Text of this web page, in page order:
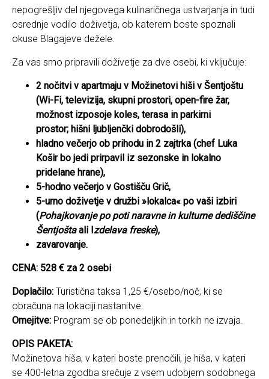
nepogrešljiv del njegovega kulinaričnega ustvarjanja in tudi
osrednje vodilo doživetja, ob katerem boste spoznali
okuse Blagajeve dežele.
Za vas smo pripravili doživetje za dve osebi, ki vključuje:
2 nočitvi v apartmaju v Možinetovi hiši v Šentjoštu
(Wi-Fi, televizija, skupni prostori, open-fire žar,
možnost izposoje koles, terasa in parkirni
prostor; hišni ljubljenčki dobrodošli),
hladno večerjo ob prihodu in 2 zajtrka (chef Luka
Košir bo jedi prirpavil iz sezonske in lokalno
pridelane hrane),
5-hodno večerjo v Gostišču Grič,
5-urno doživetje v družbi »lokalca« po vaši izbiri
(Pohajkovanje po poti naravne in kulturne dediščine
Šentjoštaali Izdelava freske),
zavarovanje.
CENA: 528 € za 2 osebi
Doplačilo: Turistična taksa 1,25 €/osebo/noč, ki se
obračuna na lokaciji nastanitve.
Omejitve: Program se ob ponedeljkih in torkih ne izvaja.
OPIS PAKETA:
Možinetova hiša, v kateri boste prenočili, je hiša, v kateri
se 400-letna zgodba srečuje z vsem udobjem sodobnega